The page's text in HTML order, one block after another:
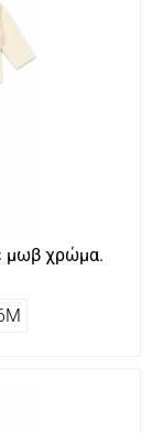
μωβ χρώμα.